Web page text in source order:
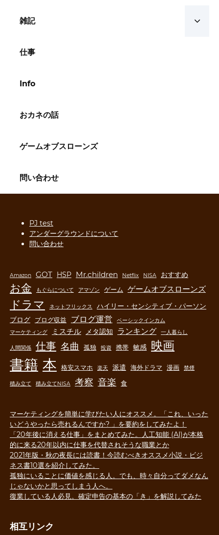
雑記
仕事
Info
おカネの話
ゲームオブスローンズ
問い合わせ
PJ test
アンダーグラウンドについて
問い合わせ
Amazon GOT HSP Mr.children Netflix NISA おすすめ
お金 もぐらについて アマゾン ゲーム ゲームオブスローンズ
ドラマ ネットフリックス
ハイリー・センシティブ・パーソン
ブログ
ブログ収益 ブログ運営
ベーシックインカム
マーケティング
ミスチル メタ認知 ランキング 一人暮らし
人間関係 仕事 名曲 孤独 投資 携帯 敏感 映画
書籍 本 格安スマホ 楽天 派遣 海外ドラマ 漫画 禁煙
積み立て 積み立てNISA 考察 音楽 食
マーケティングを簡単に学びたい人にオススメ。「これ、いった
いどうやったら売れるんですか? 」を要約をしてみたよ！
「20年後に消える仕事」をまとめてみた。人工知能 (AI)が本格
的に来る20年以内に仕事を代替されそうな職業とか
2021年版・秋の夜長には読書！今読むべきオススメ小説・ビジ
ネス書10選を紹介してみた。
孤独にいることに価値を感じる人。でも、時々自分ってダメなん
じゃないかと思ってしまう人へ。
復業している人必見。確定申告の基本の「き」を解説してみた
相互リンク